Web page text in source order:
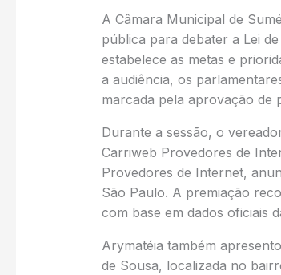
A Câmara Municipal de
pública para debater a Lei
estabelece as metas e
a audiência, os
marcada pela aprovação de
Durante a sessão, o
Carriweb Provedores de
Provedores de Internet,
São Paulo. A premiação
com base em dados oficiais
Arymatéia também
de Sousa, localizada no